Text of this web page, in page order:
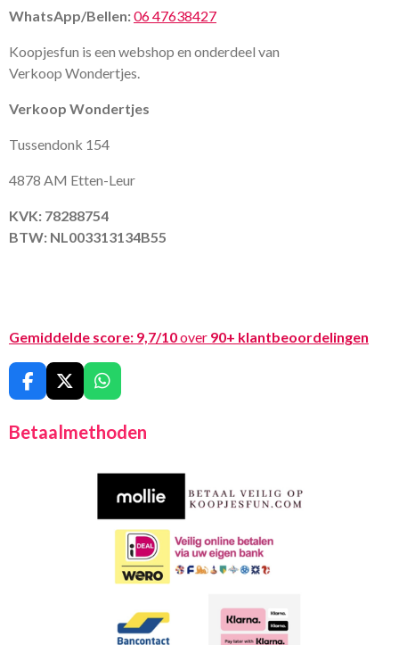
WhatsApp/Bellen:06 47638427
Koopjesfun is een webshop en onderdeel van
Verkoop Wondertjes.
Verkoop Wondertjes
Tussendonk 154
4878 AM Etten-Leur
KVK: 78288754
BTW: NL003313134B55
Gemiddelde score: 9,7/10over 90+ klantbeoordelingen
F
a
c
e
X
W
h
t
A
Betaalmethoden